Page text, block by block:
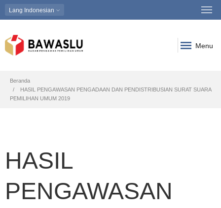
Lang Indonesian
Menu
Breadcrumb
Beranda
HASIL PENGAWASAN PENGADAAN DAN PENDISTRIBUSIAN SURAT SUARA
PEMILIHAN UMUM 2019
HASIL
PENGAWASAN